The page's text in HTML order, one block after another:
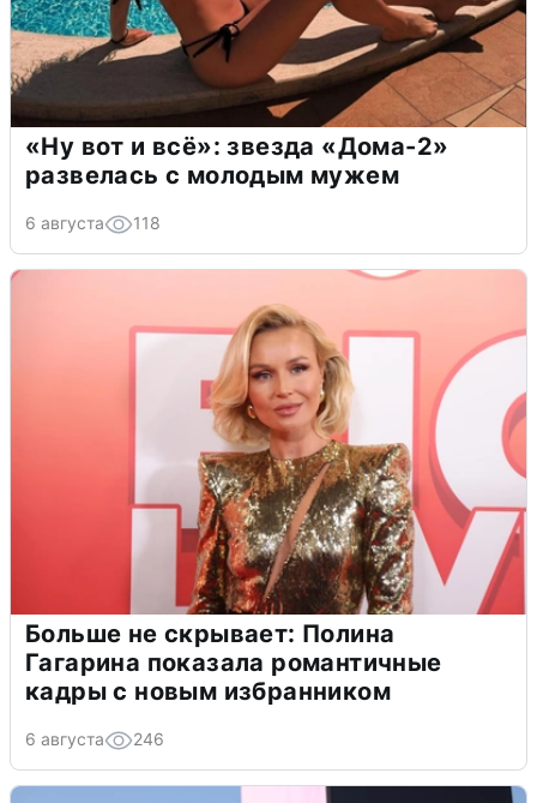
«Ну вот и всё»: звезда «Дома-2»
развелась с молодым мужем
6 августа 118
Больше не скрывает: Полина
Гагарина показала романтичные
кадры с новым избранником
6 августа 246